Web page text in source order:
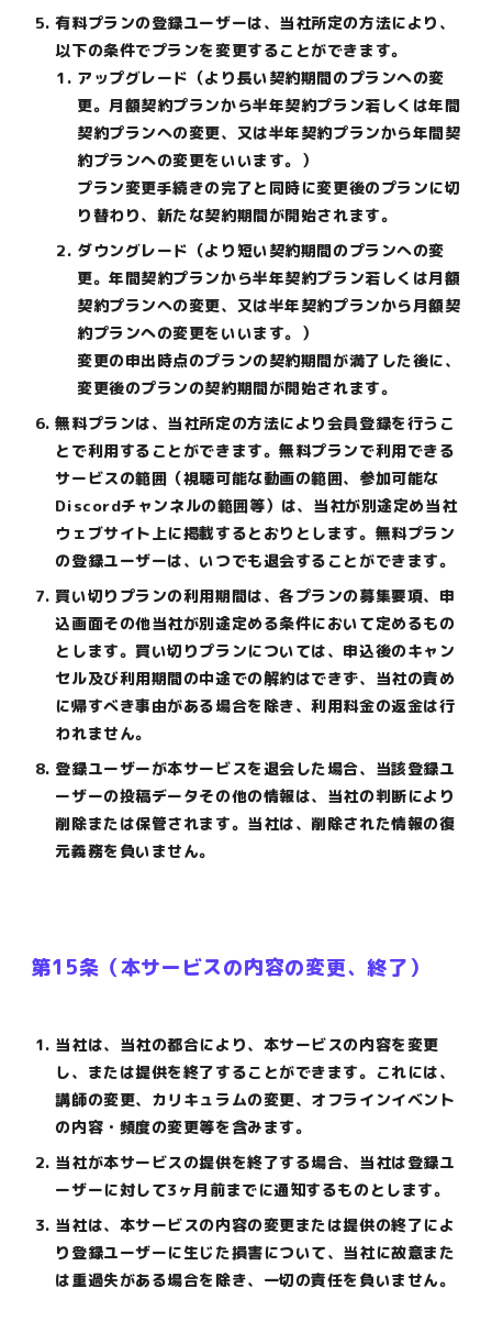
有料プランの登録ユーザーは、当社所定の方法により、
以下の条件でプランを変更することができます。
アップグレード（より長い契約期間のプランへの変
更。月額契約プランから半年契約プラン若しくは年間
契約プランへの変更、又は半年契約プランから年間契
約プランへの変更をいいます。）
プラン変更手続きの完了と同時に変更後のプランに切
り替わり、新たな契約期間が開始されます。
ダウングレード（より短い契約期間のプランへの変
更。年間契約プランから半年契約プラン若しくは月額
契約プランへの変更、又は半年契約プランから月額契
約プランへの変更をいいます。）
変更の申出時点のプランの契約期間が満了した後に、
変更後のプランの契約期間が開始されます。
無料プランは、当社所定の方法により会員登録を行うこ
とで利用することができます。無料プランで利用できる
サービスの範囲（視聴可能な動画の範囲、参加可能な
Discordチャンネルの範囲等）は、当社が別途定め当社
ウェブサイト上に掲載するとおりとします。無料プラン
の登録ユーザーは、いつでも退会することができます。
買い切りプランの利用期間は、各プランの募集要項、申
込画面その他当社が別途定める条件において定めるもの
とします。買い切りプランについては、申込後のキャン
セル及び利用期間の中途での解約はできず、当社の責め
に帰すべき事由がある場合を除き、利用料金の返金は行
われません。
登録ユーザーが本サービスを退会した場合、当該登録ユ
ーザーの投稿データその他の情報は、当社の判断により
削除または保管されます。当社は、削除された情報の復
元義務を負いません。
第15条（本サービスの内容の変更、終了）
当社は、当社の都合により、本サービスの内容を変更
し、または提供を終了することができます。これには、
講師の変更、カリキュラムの変更、オフラインイベント
の内容・頻度の変更等を含みます。
当社が本サービスの提供を終了する場合、当社は登録ユ
ーザーに対して3ヶ月前までに通知するものとします。
当社は、本サービスの内容の変更または提供の終了によ
り登録ユーザーに生じた損害について、当社に故意また
は重過失がある場合を除き、一切の責任を負いません。